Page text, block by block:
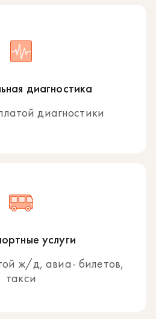
диагностика
диагностики
услуги
ж/д, авиа- билетов,
такси